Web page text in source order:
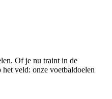
Of je nu traint in de
veld: onze voetbaldoelen